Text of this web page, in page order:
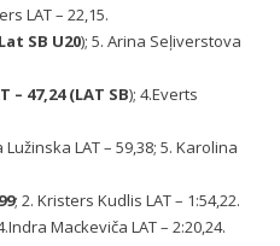
LAT – 22,15.
SB U20); 5. Arina Seļiverstova
47,24 (LAT SB); 4.Everts
LAT – 59,38; 5. Karolina
; 2. Kristers Kudlis LAT – 1:54,22.
Mackeviča LAT – 2:20,24.